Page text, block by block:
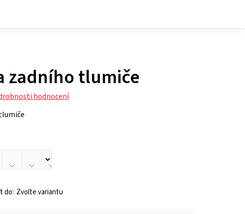
zadního tlumiče
hodnocení
Zvolte variantu